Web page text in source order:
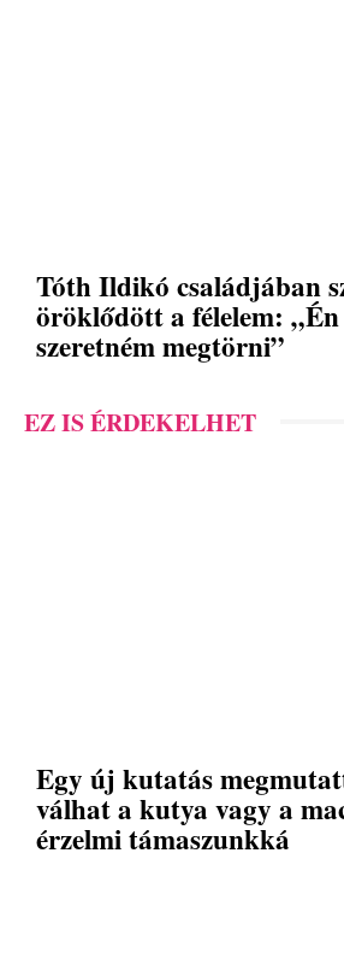
Tóth Ildikó családjában
öröklődött a félelem:
szeretném megtörni”
EZ IS ÉRDEKELHET
Egy új kutatás
válhat a kutya vagy a
érzelmi támaszunkká